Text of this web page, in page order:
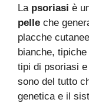
La psoriasi è
pelle che
placche
bianche,
tipi di psoriasi
sono del tutto
genetica e il